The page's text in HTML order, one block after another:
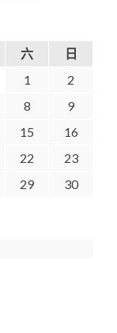
六
日
1
2
8
9
15
16
22
23
29
30